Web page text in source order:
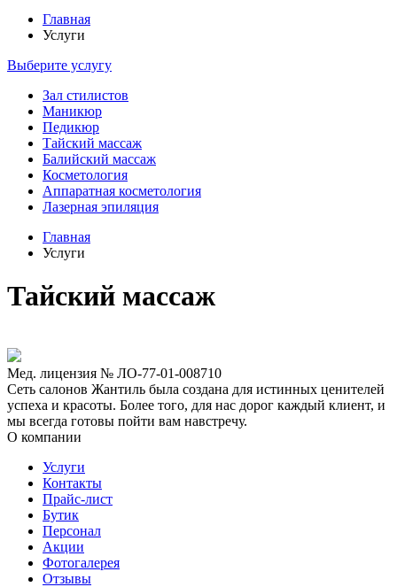
Главная
Услуги
Выберите услугу
Зал стилистов
Маникюр
Педикюр
Тайский массаж
Балийский массаж
Косметология
Аппаратная косметология
Лазерная эпиляция
Главная
Услуги
Тайский массаж
Мед. лицензия № ЛО-77-01-008710
Сеть салонов Жантиль была создана для истинных ценителей
успеха и красоты. Более того, для нас дорог каждый клиент, и
мы всегда готовы пойти вам навстречу.
О компании
Услуги
Контакты
Прайс-лист
Бутик
Персонал
Акции
Фотогалерея
Отзывы